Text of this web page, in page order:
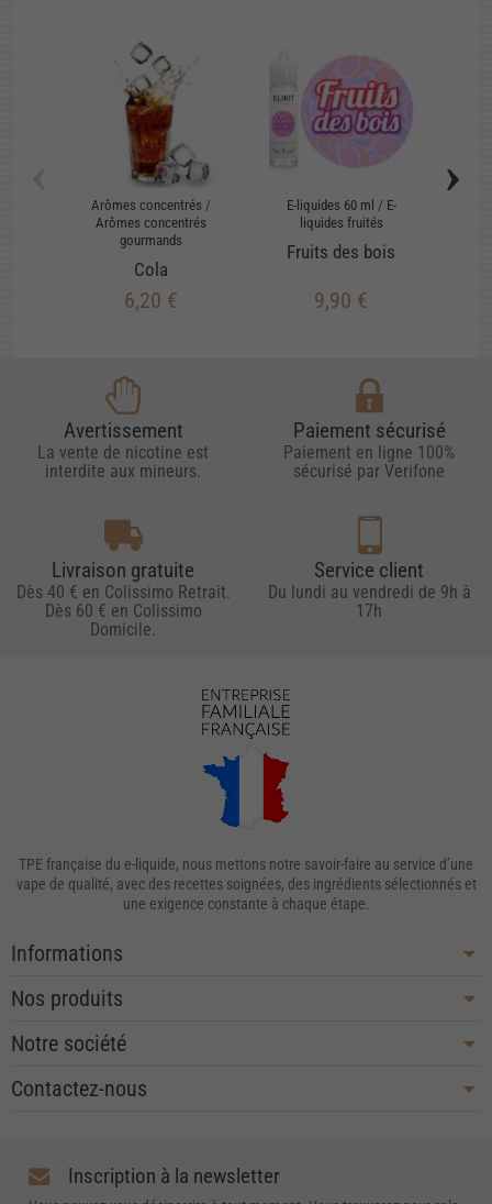
Arômes concentrés /
Arômes concentrés
gourmands
Cola
6,20 €
E-liquides 60 ml / E-
liquides fruités
Fruits des bois
9,90 €
›
Avertissement
La vente de nicotine est
interdite aux mineurs.
Paiement sécurisé
Paiement en ligne 100%
sécurisé par Verifone
Livraison gratuite
Dès 40 € en Colissimo Retrait.
Dès 60 € en Colissimo
Domicile.
Service client
Du lundi au vendredi de 9h à
17h
TPE française du e-liquide, nous mettons notre savoir-faire au service d’une
vape de qualité, avec des recettes soignées, des ingrédients sélectionnés et
une exigence constante à chaque étape.
Informations
Nos produits
Notre société
Contactez-nous
Inscription à la newsletter